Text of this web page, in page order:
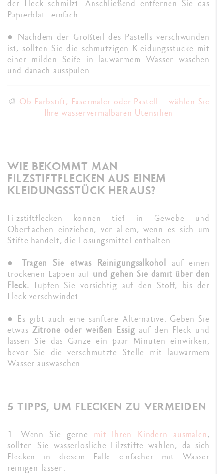
der Fleck schmilzt. Anschließend entfernen Sie das
Papierblatt einfach.
● Nachdem der Großteil des Pastells verschwunden
ist, sollten Sie die schmutzigen Kleidungsstücke mit
einer milden Seife in lauwarmem Wasser waschen
und danach ausspülen.
🎨 Ob Farbstift, Fasermaler oder Pastell – wählen Sie
Ihre wasservermalbaren Utensilien
WIE BEKOMMT MAN
FILZSTIFTFLECKEN AUS EINEM
KLEIDUNGSSTÜCK HERAUS?
Filzstiftflecken können tief in Gewebe und
Oberflächen einziehen, vor allem, wenn es sich um
Stifte handelt, die Lösungsmittel enthalten.
● Tragen Sie etwas Reinigungsalkohol auf einen
trockenen Lappen auf und gehen Sie damit über den
Fleck. Tupfen Sie vorsichtig auf den Stoff, bis der
Fleck verschwindet.
● Es gibt auch eine sanftere Alternative: Geben Sie
etwas Zitrone oder weißen Essigauf den Fleck und
lassen Sie das Ganze ein paar Minuten einwirken,
bevor Sie die verschmutzte Stelle mit lauwarmem
Wasser auswaschen.
5 TIPPS, UM FLECKEN ZU VERMEIDEN
1. Wenn Sie gerne mit Ihren Kindern ausmalen,
sollten Sie wasserlösliche Filzstifte wählen, da sich
Flecken in diesem Falle einfacher mit Wasser
reinigen lassen.